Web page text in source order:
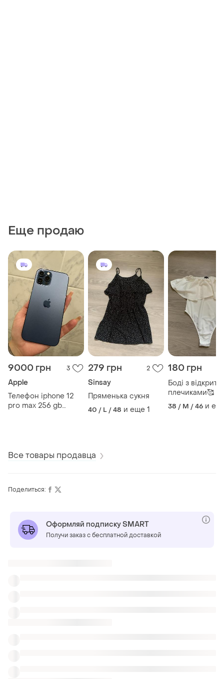
Еще продаю
9000 грн 3
Apple
Телефон iphone 12
pro max 256 gb
279 грн 2
Sinsay
Пряменька сукня
40 / L / 48 и еще 1
180 грн
Боді з
плечиками🥰
38 / M / 46 и
Все товары продавца
Поделиться:
Оформляй подписку SMART
Получи заказ с бесплатной доставкой